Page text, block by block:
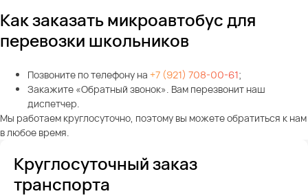
Как заказать микроавтобус для
перевозки школьников
Позвоните по телефону на +7 (921) 708-00-61;
Закажите «Обратный звонок». Вам перезвонит наш
диспетчер.
Мы работаем круглосуточно, поэтому вы можете обратиться к нам
в любое время.
Круглосуточный заказ
транспорта